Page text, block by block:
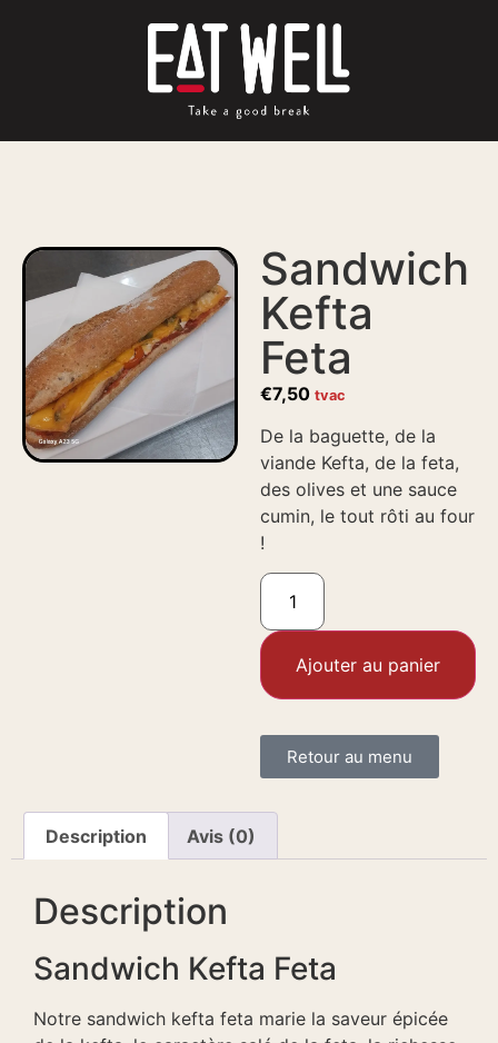
Sandwich
Kefta
Feta
€7,50 tvac
De la baguette, de la
viande Kefta, de la feta,
des olives et une sauce
cumin, le tout rôti au four
!
Ajouter au panier
Retour au menu
Description Avis (0)
Description
Sandwich Kefta Feta
Notre sandwich kefta feta marie la saveur épicée